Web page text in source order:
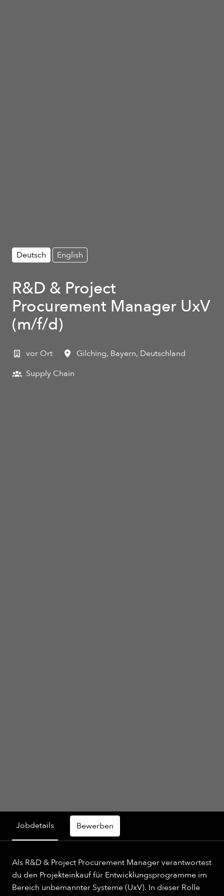
Deutsch English
R&D & Project
Procurement Manager UxV
(m/f/d)
vor Ort Gilching, Bayern, Deutschland
Supply Chain
Jobdetails Bewerben
Als R&D & Project Procurement Manager verantwortest
du den Projekteinkauf für Entwicklungsprogramme im
Bereich unbemannter Systeme (UxV). In dieser Rolle